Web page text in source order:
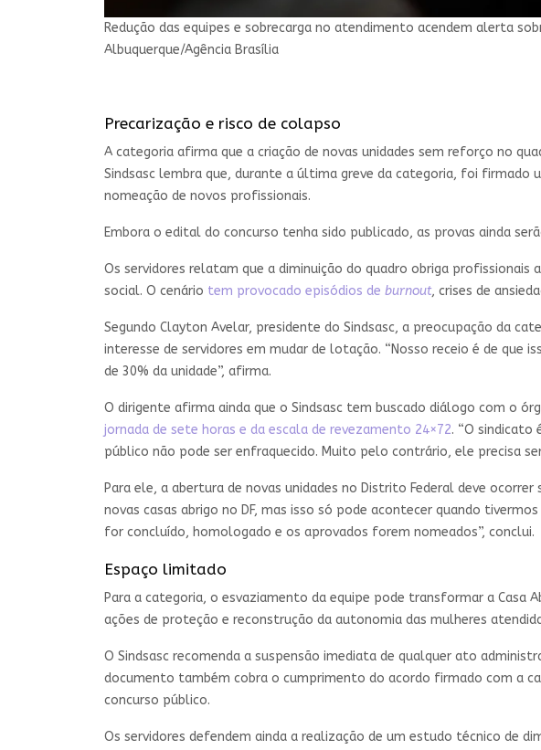
Redução das equipes e sobrecarga no atendimento acendem alerta
Albuquerque/Agência Brasília
Precarização e risco de colapso
A categoria afirma que a criação de novas unidades sem reforço no
Sindsasc lembra que, durante a última greve da categoria, foi firmado
nomeação de novos profissionais.
Embora o edital do concurso tenha sido publicado, as provas ainda
Os servidores relatam que a diminuição do quadro obriga
social. O cenário tem provocado episódios de burnout, crises de
Segundo Clayton Avelar, presidente do Sindsasc, a preocupação da
interesse de servidores em mudar de lotação. “Nosso receio é de
de 30% da unidade”, afirma.
O dirigente afirma ainda que o Sindsasc tem buscado diálogo com o
jornada de sete horas e da escala de revezamento 24×72. “O sindicato
público não pode ser enfraquecido. Muito pelo contrário, ele precisa
Para ele, a abertura de novas unidades no Distrito Federal deve
novas casas abrigo no DF, mas isso só pode acontecer quando
for concluído, homologado e os aprovados forem nomeados”, conclui.
Espaço limitado
Para a categoria, o esvaziamento da equipe pode transformar a Casa
ações de proteção e reconstrução da autonomia das mulheres
O Sindsasc recomenda a suspensão imediata de qualquer ato
documento também cobra o cumprimento do acordo firmado com a
concurso público.
Os servidores defendem ainda a realização de um estudo técnico de